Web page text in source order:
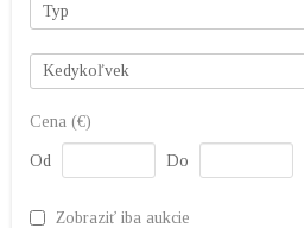
Cena (€)
Od Do
Zobraziť iba aukcie